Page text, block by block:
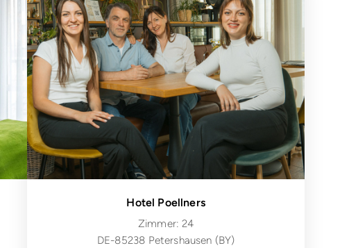
Hotel Poellners
Zimmer: 24
DE-85238 Petershausen (BY)